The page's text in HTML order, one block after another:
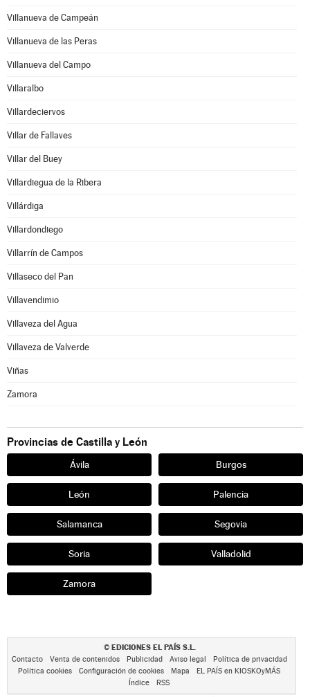
Villanueva de Campeán
Villanueva de las Peras
Villanueva del Campo
Villaralbo
Villardeciervos
Villar de Fallaves
Villar del Buey
Villardiegua de la Ribera
Villárdiga
Villardondiego
Villarrín de Campos
Villaseco del Pan
Villavendimio
Villaveza del Agua
Villaveza de Valverde
Viñas
Zamora
Provincias de Castilla y León
Ávila Burgos
León Palencia
Salamanca Segovia
Soria Valladolid
Zamora
© EDICIONES EL PAÍS S.L.
Contacto Venta de contenidos Publicidad Aviso legal
Política de privacidad
Política cookies
Configuración de cookies Mapa
EL PAÍS en KIOSKOyMÁS
Índice
RSS